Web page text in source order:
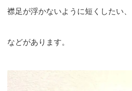
襟足が浮かないように短くしたい、
などがあります。